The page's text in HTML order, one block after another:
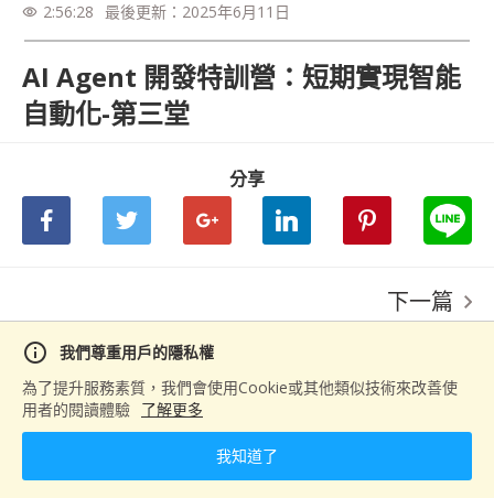
握企業最迫切需要的 AI 開發技能。 課程採用理論
實作並進的教學模式，除了深入淺出地講解
LLM、RAG 等核心技術外，更著重於實際專案開
發。學員將在業界資深導師指導下，親手開發企業
級應用，如智能客服系統、自動化數據分析平台
等。這些實戰經驗，正是企業最看重的實務能力。
術實力，為企業帶來真正的數位轉型價值，同時也
為自己開創更寬廣的職涯發展空間。 立即報名，
與我們一起站上 AI 浪潮的浪頭！ #AI培訓 #企業
轉型 #技術突破
info
我們尊重用戶的隱私權
為了提升服務素質，我們會使用Cookie或其他類似技術來改善使
用者的閱讀體驗 了解更多
我知道了
visibility 2:56:28 最後更新： 2025年6月11日
AI Agent 開發特訓營：短期實現智能
自動化-第三堂
分享
下一篇